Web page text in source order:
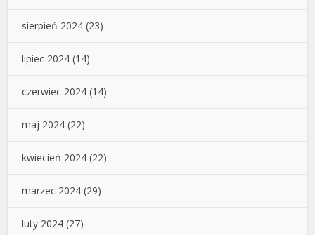
sierpień 2024 (23)
lipiec 2024 (14)
czerwiec 2024 (14)
maj 2024 (22)
kwiecień 2024 (22)
marzec 2024 (29)
luty 2024 (27)